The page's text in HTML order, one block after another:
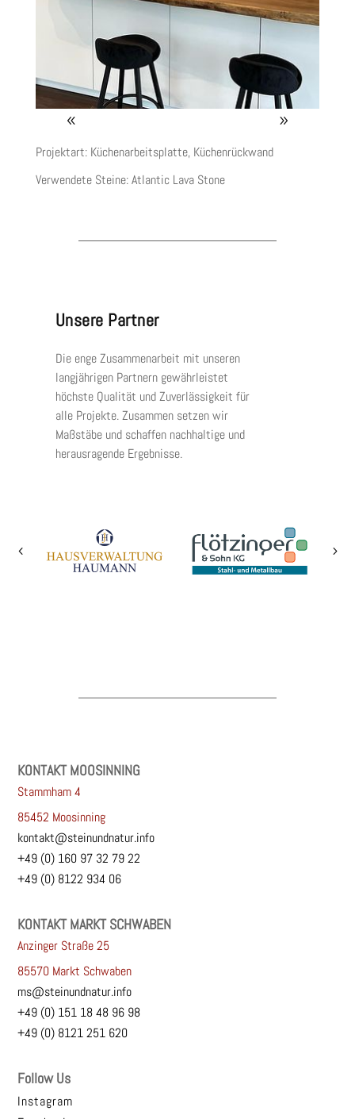
Projektart: Küchenarbeitsplatte, Küchenrückwand
Verwendete Steine:Atlantic Lava Stone
Unsere Partner
Die enge Zusammenarbeit mit unseren
langjährigen Partnern gewährleistet
höchste Qualität und Zuverlässigkeit für
alle Projekte. Zusammen setzen wir
Maßstäbe und schaffen nachhaltige und
herausragende Ergebnisse.
KONTAKT MOOSINNING
Stammham 4
85452 Moosinning
kontakt@steinundnatur.info
+49 (0) 160 97 32 79 22
+49 (0) 8122 934 06
KONTAKT MARKT SCHWABEN
Anzinger Straße 25
85570 Markt Schwaben
ms@steinundnatur.info
+49 (0) 151 18 48 96 98
+49 (0) 8121 251 620
Follow Us
Instagram